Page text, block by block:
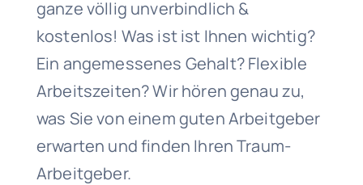
ganze völlig unverbindlich &
kostenlos! Was ist ist Ihnen wichtig?
Ein angemessenes Gehalt? Flexible
Arbeitszeiten? Wir hören genau zu,
was Sie von einem guten Arbeitgeber
erwarten und finden Ihren Traum-
Arbeitgeber.